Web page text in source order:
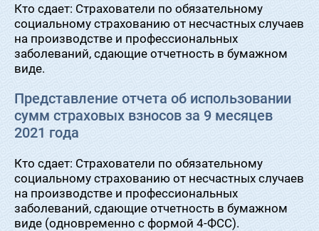
Кто сдает: Страхователи по обязательному
социальному страхованию от несчастных случаев
на производстве и профессиональных
заболеваний, сдающие отчетность в бумажном
виде.
Представление отчета об использовании
сумм страховых взносов за 9 месяцев
2021 года
Кто сдает: Страхователи по обязательному
социальному страхованию от несчастных случаев
на производстве и профессиональных
заболеваний, сдающие отчетность в бумажном
виде (одновременно с формой 4-ФСС).